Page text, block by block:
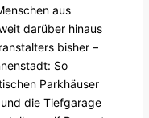
aus
darüber hinaus
bisher –
So
Parkhäuser
die Tiefgarage